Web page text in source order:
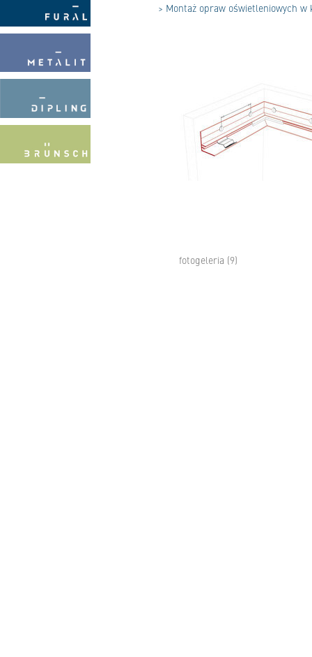
> Montaż opraw oświetleniowych
fotogeleria (9)